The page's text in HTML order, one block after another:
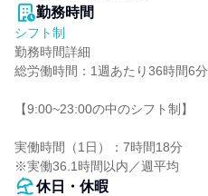
勤務時間
シフト制
勤務時間詳細
総労働時間：1週あたり36時間6分
【9:00~23:00の中のシフト制】
実働時間（1日）：7時間18分
※実働36.1時間以内／週平均
休日・休暇